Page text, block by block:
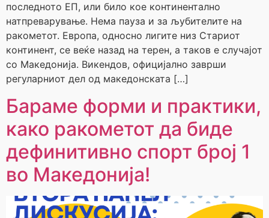
последното ЕП, или било кое континентално
натпреварување. Нема пауза и за љубителите на
ракометот. Европа, односно лигите низ Стариот
континент, се веќе назад на терен, а таков е случајот
со Македонија. Викендов, официјално заврши
регуларниот дел од македонската […]
Бараме форми и практики,
како ракометот да биде
дефинитивно спорт број 1
во Македонија!